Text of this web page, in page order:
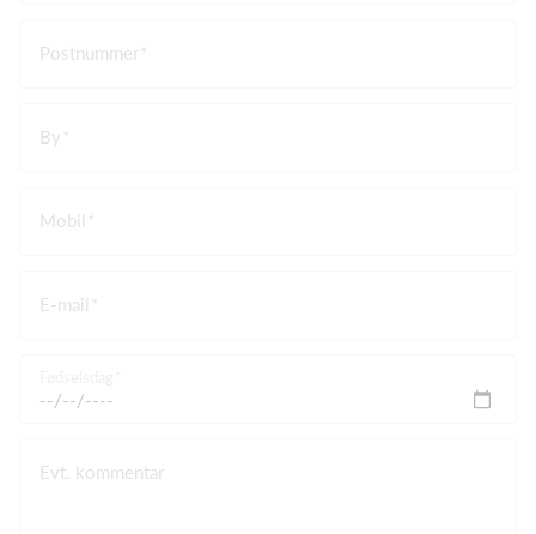
Postnummer
By
Mobil
E-mail
Evt. kommentar